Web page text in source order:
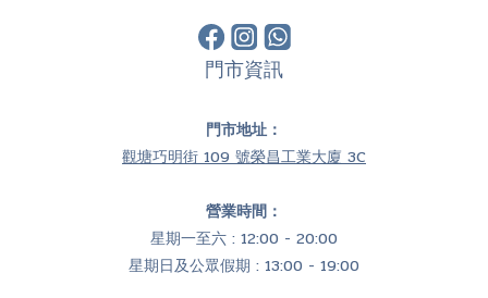
門市資訊
門市地址：
觀塘巧明街 109 號榮昌工業大廈 3C
營業時間：
星期一至六 : 12:00 - 20:00
星期日及公眾假期 : 13:00 - 19:00